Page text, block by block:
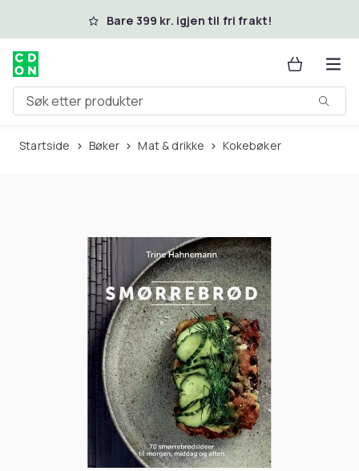
Hopp til hovedinnholdBare 399 kr. igjen til fri frakt!
Søk etter produkter
Startside Bøker Mat & drikke Kokebøker